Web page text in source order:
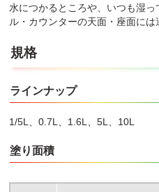
水につかるところや、いつも湿
ル・カウンターの天面・座面には
規格
ラインナップ
1/5L、0.7L、1.6L、5L、10L
塗り面積